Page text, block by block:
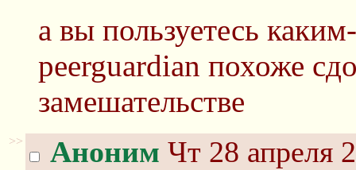
а вы пользуетесь
peerguardian похоже
замешательстве
>> Аноним Чт 28 апреля